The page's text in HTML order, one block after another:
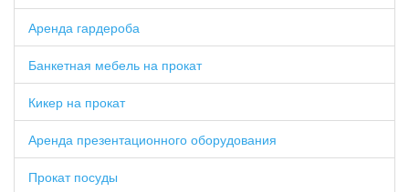
Аренда гардероба
Банкетная мебель на прокат
Кикер на прокат
Аренда презентационного оборудования
Прокат посуды